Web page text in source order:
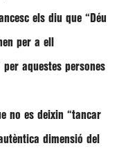
els diu que “Déu
per a ell
per aquestes persones
no es deixin “tancar
dimensió del